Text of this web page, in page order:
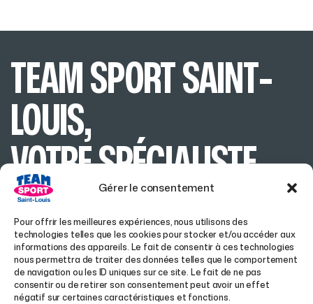
Gérer le consentement
Pour offrir les meilleures expériences, nous utilisons des
technologies telles que les cookies pour stocker et/ou accéder aux
informations des appareils. Le fait de consentir à ces technologies
nous permettra de traiter des données telles que le comportement
de navigation ou les ID uniques sur ce site. Le fait de ne pas
consentir ou de retirer son consentement peut avoir un effet
négatif sur certaines caractéristiques et fonctions.
TEAM SPORT SAINT-
LOUIS,
VOTRE SPÉCIALISTE
SPORT & SKI EN
ALSACE
Achetez vos articles de sport en ligne ou en Click &